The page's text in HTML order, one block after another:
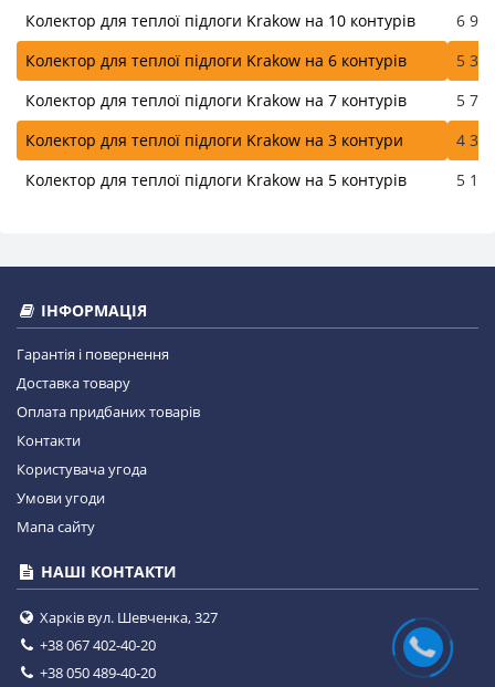
Колектор для теплої підлоги Krakow на 10 контурів
6
Колектор для теплої підлоги Krakow на 6 контурів
5
Колектор для теплої підлоги Krakow на 7 контурів
5
Колектор для теплої підлоги Krakow на 3 контури
4
Колектор для теплої підлоги Krakow на 5 контурів
5
ІНФОРМАЦІЯ
Гарантія і повернення
Доставка товару
Оплата придбаних товарів
Контакти
Користувача угода
Умови угоди
Мапа сайту
НАШІ КОНТАКТИ
Харків вул. Шевченка, 327
+38 067 402-40-20
+38 050 489-40-20